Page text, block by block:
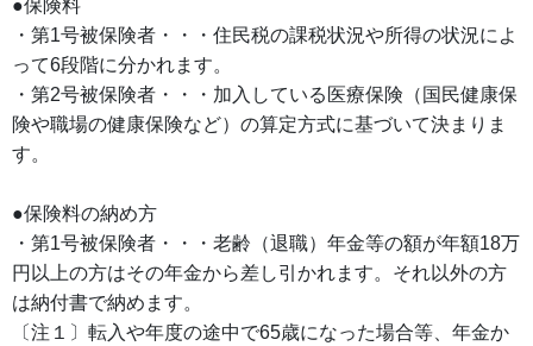
●保険料
・第1号被保険者・・・住民税の課税状況や所得の状況によ
って6段階に分かれます。
・第2号被保険者・・・加入している医療保険（国民健康保
険や職場の健康保険など）の算定方式に基づいて決まりま
す。
●保険料の納め方
・第1号被保険者・・・老齢（退職）年金等の額が年額18万
円以上の方はその年金から差し引かれます。それ以外の方
は納付書で納めます。
〔注１〕転入や年度の途中で65歳になった場合等、年金か